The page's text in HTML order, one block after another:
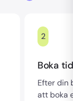
2
Boka
Efter din
att boka